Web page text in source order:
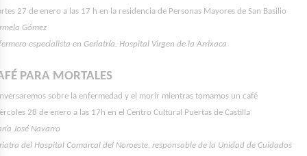
27 de enero a las 17 h en la residencia de Personas Mayores de San Basilio
Gómez
especialista en Geriatría. Hospital Virgen de la Arrixaca
PARA MORTALES
sobre la enfermedad y el morir mientras tomamos un café
28 de enero a las 17h en el Centro Cultural Puertas de Castilla
José Navarro
del Hospital Comarcal del Noroeste, responsable de la Unidad de Cuidados